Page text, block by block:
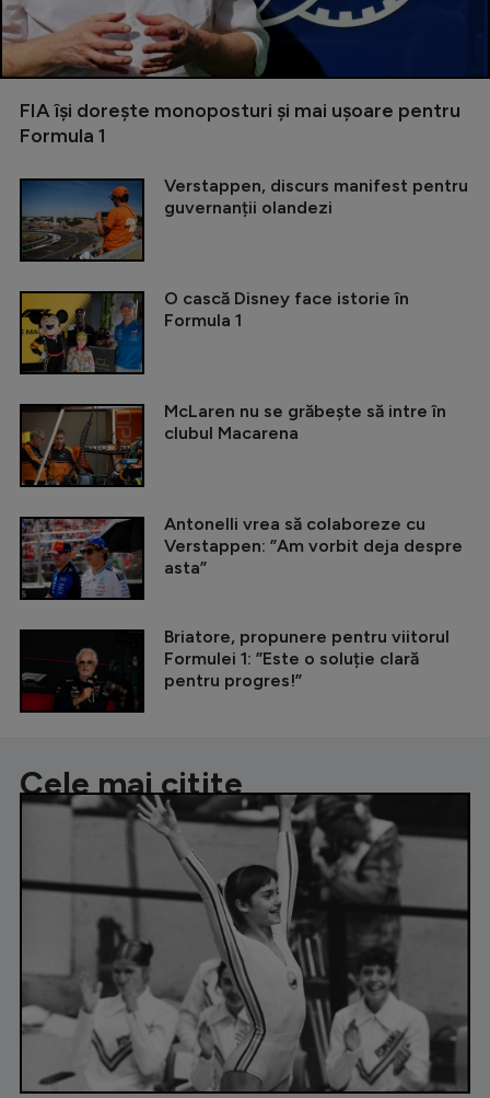
FIA își dorește monoposturi și mai ușoare pentru
Formula 1
Verstappen, discurs manifest pentru
guvernanții olandezi
O cască Disney face istorie în
Formula 1
McLaren nu se grăbește să intre în
clubul Macarena
Antonelli vrea să colaboreze cu
Verstappen: ”Am vorbit deja despre
asta”
Briatore, propunere pentru viitorul
Formulei 1: ”Este o soluție clară
pentru progres!”
Cele mai citite